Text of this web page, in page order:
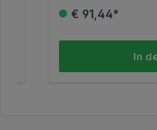
online templates en
€ 91,44*
In